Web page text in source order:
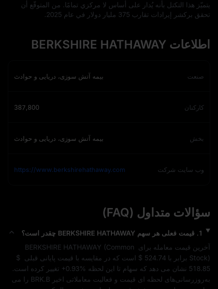
يتميّز هذا التكتل بأنه يُدار على أساس لا مركزي تمامًا. من المتوقّع أن
تحقق بركشر إيرادات تقارب 375 مليار دولار في عام 2025.
اطلاعات BERKSHIRE HATHAWAY
صنعت بیمه آتش سوزی، دریایی و حوادث
کارکنان 387,800
بخش بیمه آتش سوزی، دریایی و حوادث
وب‌ سایت شرکت https://www.berkshirehathaway.com
سؤالات متداول (FAQ)
1
. قیمت فعلی هر سهم BERKSHIRE HATHAWAY چقدر است؟
آخرین قیمت معامله برای
BERKSHIRE HATHAWAY (Common
Stock) برابر با $ 524.74 است که در مقایسه با قیمت پایانی قبلی $
518.85 نشان می‌ دهد که سهام تا این لحظه +0.93%
به‌روزرسانی‌های لحظه‌ ای قیمت و فعالیت معاملاتی اخیر
BRK.B